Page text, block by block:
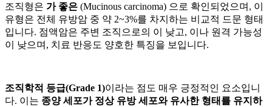
조직형은 가 좋은 (Mucinous carcinoma) 으로 확인되었으며, 이
유형은 전체 유방암 중 약 2~3%를 차지하는 비교적 드문 형태
입니다. 점액암은 주변 조직으로의 이 낮고, 이나 원격 가능성
이 낮으며, 치료 반응도 양호한 특징을 보입니다.
조직학적 등급(Grade 1)이라는 점도 매우 긍정적인 요소입니
다. 이는 종양 세포가 정상 유방 세포와 유사한 형태를 유지하